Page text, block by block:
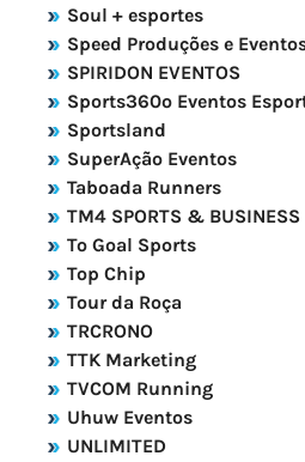
Soul + esportes
Speed Produções e
SPIRIDON EVENTOS
Sports360º Eventos
Sportsland
SuperAção Eventos
Taboada Runners
TM4 SPORTS & BUSINESS
To Goal Sports
Top Chip
Tour da Roça
TRCRONO
TTK Marketing
TVCOM Running
Uhuw Eventos
UNLIMITED